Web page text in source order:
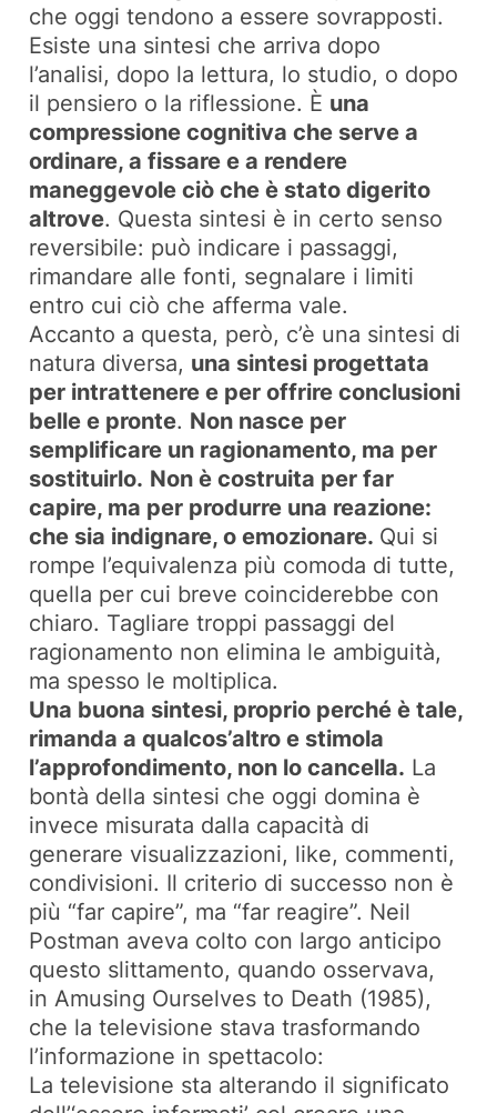
che oggi tendono a essere sovrapposti.
Esiste una sintesi che arriva dopo
l’analisi, dopo la lettura, lo studio, o dopo
il pensiero o la riflessione. È una
compressione cognitiva che serve a
ordinare, a fissare e a rendere
maneggevole ciò che è stato digerito
altrove. Questa sintesi è in certo senso
reversibile: può indicare i passaggi,
rimandare alle fonti, segnalare i limiti
entro cui ciò che afferma vale.
Accanto a questa, però, c’è una sintesi di
natura diversa, una sintesi progettata
per intrattenere e per offrire conclusioni
belle e pronte. Non nasce per
semplificare un ragionamento, ma per
sostituirlo. Non è costruita per far
capire, ma per produrre una reazione:
che sia indignare, o emozionare. Qui si
rompe l’equivalenza più comoda di tutte,
quella per cui breve coinciderebbe con
chiaro. Tagliare troppi passaggi del
ragionamento non elimina le ambiguità,
ma spesso le moltiplica.
Una buona sintesi, proprio perché è tale,
rimanda a qualcos’altro e stimola
l’approfondimento, non lo cancella. La
bontà della sintesi che oggi domina è
invece misurata dalla capacità di
generare visualizzazioni, like, commenti,
condivisioni. Il criterio di successo non è
più “far capire”, ma “far reagire”. Neil
Postman aveva colto con largo anticipo
questo slittamento, quando osservava,
inAmusing Ourselves to Death (1985),
che la televisione stava trasformando
l’informazione in spettacolo:
La televisione sta alterando il significato